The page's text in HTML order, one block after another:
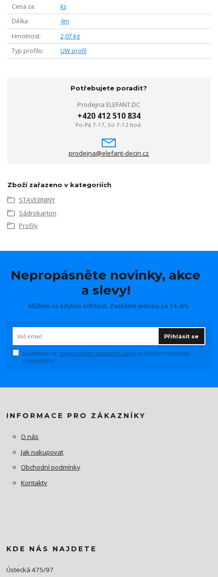
Cena za
ks
Délka
4m
Hmotnost
2,07 kg
Typ profilu
UW profil
Potřebujete poradit?
Prodejna ELEFANT.DC
+420 412 510 834
Po-Pá 7-17, So 7-12 hod.
prodejna@elefant-decin.cz
Zboží zařazeno v kategoriích
STAVEBNINY
Sádrokarton
Profily
Nepropásněte novinky, akce
a slevy!
Můžete se kdykoli odhlásit. Zasíláme jednou za 14 dní.
Přihlásit se
Souhlasím se zpracováním osobních údajů za účelem rozesílky
newsletteru.
INFORMACE PRO ZÁKAZNÍKY
O nás
Jak nakupovat
Obchodní podmínky
Kontakty
KDE NÁS NAJDETE
Ústecká 475/97